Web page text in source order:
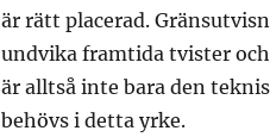
är rätt placerad.
undvika framtida tvister
är alltså inte bara den
behövs i detta yrke.